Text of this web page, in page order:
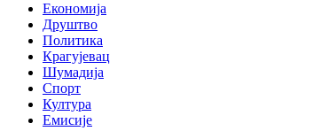
Економија
Друштво
Политика
Крагујевац
Шумадија
Спорт
Култура
Емисије